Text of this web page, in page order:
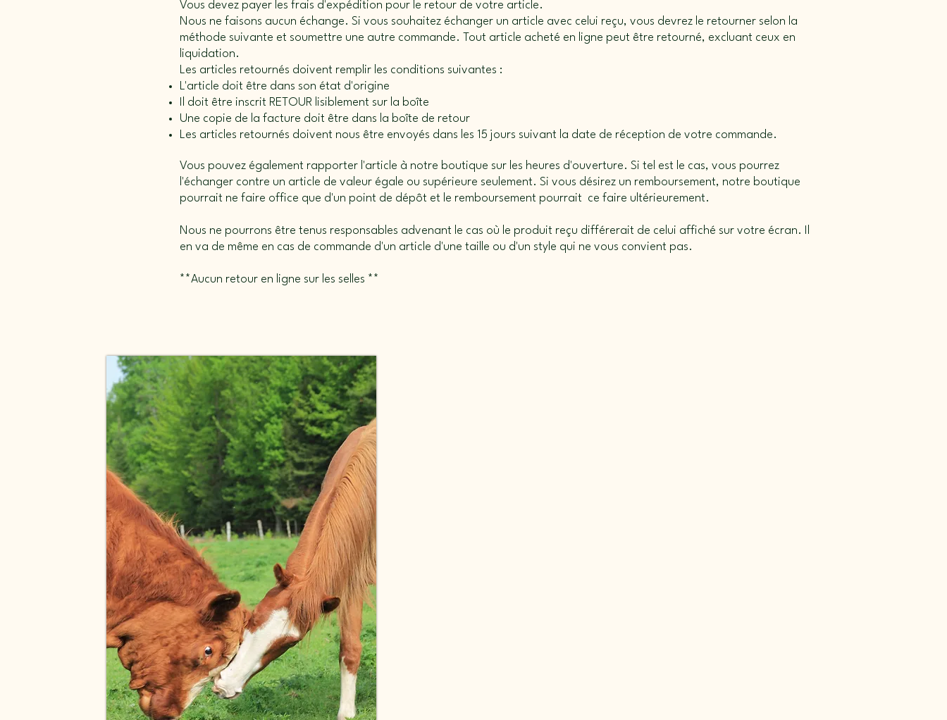
Vous devez payer les frais d'expédition pour le retour de votre article.
Nous ne faisons aucun échange. Si vous souhaitez échanger un article avec celui reçu, vous devrez le retourner selon la
méthode suivante et soumettre une autre commande. Tout article acheté en ligne peut être retourné, excluant ceux en
liquidation.
Les articles retournés doivent remplir les conditions suivantes :
L'article doit être dans son état d'origine
Il doit être inscrit RETOUR lisiblement sur la boîte
Une copie de la facture doit être dans la boîte de retour
Les articles retournés doivent nous être envoyés dans les 15 jours suivant la date de réception de votre commande.
Vous pouvez également rapporter l'article à notre boutique sur les heures d'ouverture. Si tel est le cas, vous pourrez
l'échanger contre un article de valeur égale ou supérieure seulement. Si vous désirez un remboursement, notre boutique
pourrait ne faire office que d'un point de dépôt et le remboursement pourrait ce faire ultérieurement.
Nous ne pourrons être tenus responsables advenant le cas où le produit reçu différerait de celui affiché sur votre écran. Il
en va de même en cas de commande d'un article d'une taille ou d'un style qui ne vous convient pas.
**Aucun retour en ligne sur les selles **